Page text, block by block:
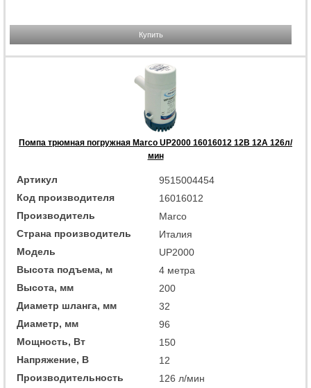
Купить
Помпа трюмная погружная Marco UP2000 16016012 12В 12А 126л/
мин
Артикул
9515004454
Код производителя
16016012
Производитель
Marco
Страна производитель
Италия
Модель
UP2000
Высота подъема, м
4 метра
Высота, мм
200
Диаметр шланга, мм
32
Диаметр, мм
96
Мощность, Вт
150
Напряжение, В
12
Производительность
126 л/мин